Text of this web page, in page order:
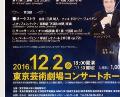
男女兼用モデル
（エナメル・コンビ）
（21.0～25.0cm）
練習用（ヒール高2cm）